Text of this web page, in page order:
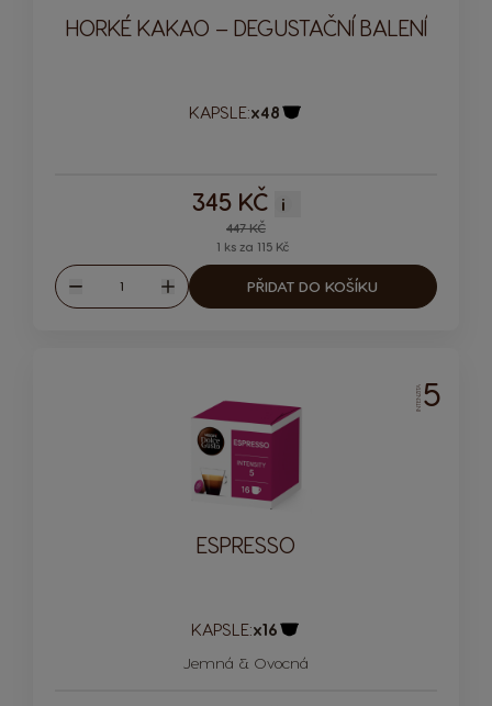
HORKÉ KAKAO – DEGUSTAČNÍ BALENÍ
KAPSLE:x48
Regular Price
447 KČ
345 KČ i
1 ks za 115 Kč
Množství
Zvýšit
PŘIDAT DO KOŠÍKU
INTENZITA5
ESPRESSO
KAPSLE:x16
Jemná & Ovocná